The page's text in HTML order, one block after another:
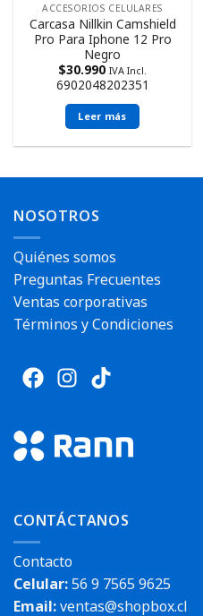
ACCESORIOS CELULARES
Carcasa Nillkin Camshield
Pro Para Iphone 12 Pro
Negro
$30.990 IVA Incl.
6902048202351
Leer más
NOSOTROS
Quiénes somos
Preguntas Frecuentes
Ventas corporativas
Términos y Condiciones
CONTÁCTANOS
Contacto
Celular:56 9 7565 9625
Email:ventas@shopbox.cl